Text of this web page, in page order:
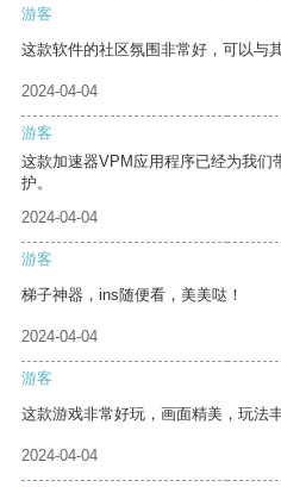
游客
这款软件的社区氛围非常好，可以与
2024-04-04
游客
这款加速器VPM应用程序已经为我们
护。
2024-04-04
游客
梯子神器，ins随便看，美美哒！
2024-04-04
游客
这款游戏非常好玩，画面精美，玩法丰
2024-04-04